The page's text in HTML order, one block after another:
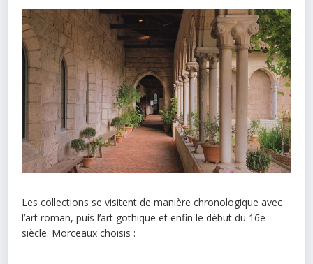
Les collections se visitent de manière chronologique avec
l’art roman, puis l’art gothique et enfin le début du 16e
siècle. Morceaux choisis :